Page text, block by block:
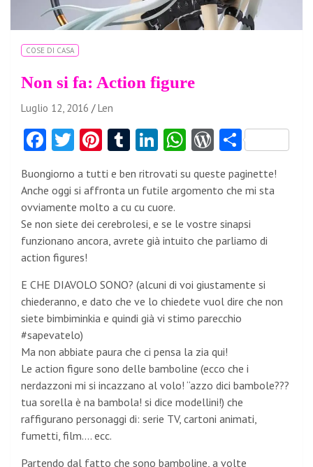
COSE DI CASA
Non si fa: Action figure
Luglio 12, 2016 Len
Fa
ce
b
o
o
k
T
itt
er
Pi
nt
er
es
t
T
m
bl
r
Li
nk
e
dI
n
W
ts
p
p
W
d
es
s
C
o
n
vi
di
Buongiorno a tutti e ben ritrovati su queste paginette!
Anche oggi si affronta un futile argomento che mi sta
ovviamente molto a cu cu cuore.
Se non siete dei cerebrolesi, e se le vostre sinapsi
funzionano ancora, avrete già intuito che parliamo di
action figures!
E CHE DIAVOLO SONO? (alcuni di voi giustamente si
chiederanno, e dato che ve lo chiedete vuol dire che non
siete bimbiminkia e quindi già vi stimo parecchio
#sapevatelo)
Ma non abbiate paura che ci pensa la zia qui!
Le action figure sono delle bamboline (ecco che i
nerdazzoni mi si incazzano al volo! “azzo dici bambole???
tua sorella è na bambola! si dice modellini!) che
raffigurano personaggi di: serie TV, cartoni animati,
fumetti, film…. ecc.
Partendo dal fatto che sono bamboline, a volte